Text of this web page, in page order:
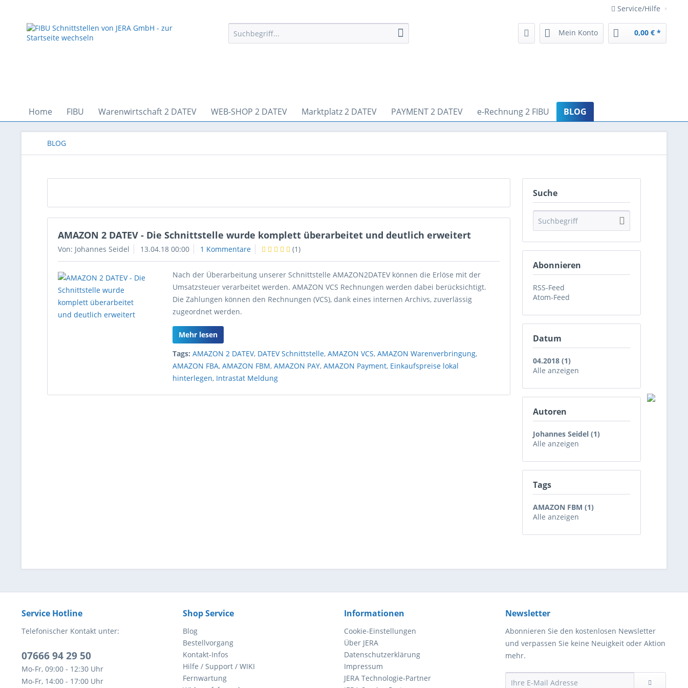
Service/Hilfe
Mein Konto 0,00 € *
Home FIBU Warenwirtschaft 2 DATEV WEB-SHOP 2 DATEV Marktplatz 2 DATEV PAYMENT 2 DATEV e-Rechnung 2 FIBU BLOG
BLOG
Suche
Abonnieren
RSS-Feed
Atom-Feed
Datum
04.2018 (1)
Alle anzeigen
Autoren
Johannes Seidel (1)
Alle anzeigen
Tags
AMAZON FBM (1)
Alle anzeigen
AMAZON 2 DATEV - Die Schnittstelle wurde komplett überarbeitet und deutlich erweitert
Von: Johannes Seidel 13.04.18 00:00 1 Kommentare (1)
Nach der Überarbeitung unserer Schnittstelle AMAZON2DATEV können die Erlöse mit der
Umsatzsteuer verarbeitet werden. AMAZON VCS Rechnungen werden dabei berücksichtigt.
Die Zahlungen können den Rechnungen (VCS), dank eines internen Archivs, zuverlässig
zugeordnet werden.
Mehr lesen
Tags: AMAZON 2 DATEV, DATEV Schnittstelle,AMAZON VCS,AMAZON Warenverbringung,
AMAZON FBA,AMAZON FBM,AMAZON PAY,AMAZON Payment, Einkaufspreise lokal
hinterlegen, Intrastat Meldung
Service Hotline
Telefonischer Kontakt unter:
07666 94 29 50
Mo-Fr, 09:00 - 12:30 Uhr
Mo-Fr, 14:00 - 17:00 Uhr
Shop Service
Blog
Bestellvorgang
Kontakt-Infos
Hilfe / Support / WIKI
Fernwartung
Informationen
Cookie-Einstellungen
Über JERA
Datenschutzerklärung
Impressum
JERA Technologie-Partner
Newsletter
Abonnieren Sie den kostenlosen Newsletter
und verpassen Sie keine Neuigkeit oder Aktion
mehr.